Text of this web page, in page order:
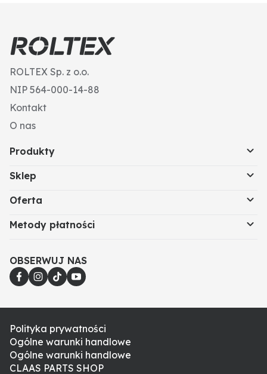
ROLTEX Sp. z o.o.
NIP 564-000-14-88
Kontakt
O nas
Produkty
Sklep
Oferta
Metody płatności
OBSERWUJ NAS
Polityka prywatności
Ogólne warunki handlowe
Ogólne warunki handlowe
CLAAS PARTS SHOP